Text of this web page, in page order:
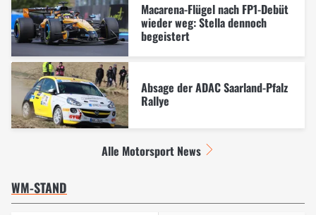
Macarena-Flügel nach FP1-Debüt
wieder weg: Stella dennoch
begeistert
Absage der ADAC Saarland-Pfalz
Rallye
Alle Motorsport News
WM-STAND